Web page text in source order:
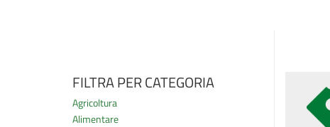
FILTRA PER CATEGORIA
Agricoltura
Alimentare